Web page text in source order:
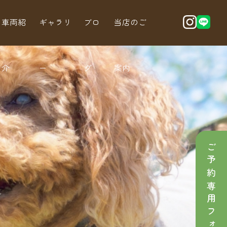
車両紹
介
ギャラリ
ー
ブロ
グ
当店のご
案内
ご予約専用フォーム